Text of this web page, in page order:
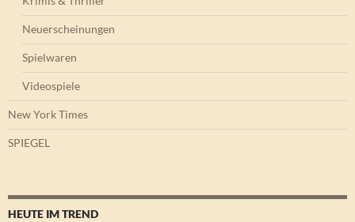
Neuerscheinungen
Spielwaren
Videospiele
New York Times
SPIEGEL
HEUTE IM TREND